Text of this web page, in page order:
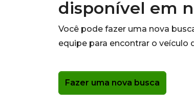
disponível em
Você pode fazer uma nova
equipe para encontrar o veículo
Fazer uma nova busca